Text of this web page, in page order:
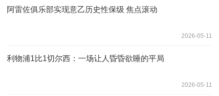
阿雷佐俱乐部实现意乙历史性保级 焦点滚动
2026-05-11
利物浦1比1切尔西：一场让人昏昏欲睡的平局
2026-05-11